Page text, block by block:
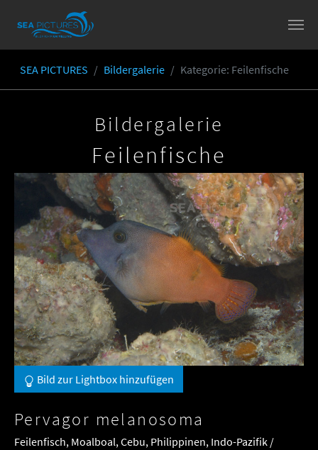
Skip to main content
You are here:
SEA PICTURES Bildergalerie Kategorie: Feilenfische
Bildergalerie
Feilenfische
Bild zur Lightbox hinzufügen
Pervagor melanosoma
Feilenfisch, Moalboal, Cebu, Philippinen, Indo-Pazifik /